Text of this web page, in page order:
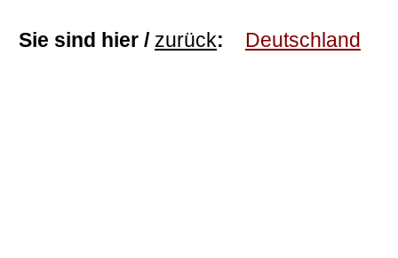
Sie sind hier / zurück: Deutschland